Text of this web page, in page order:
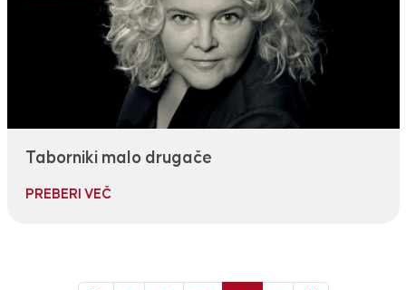
Taborniki malo drugače
PREBERI VEČ